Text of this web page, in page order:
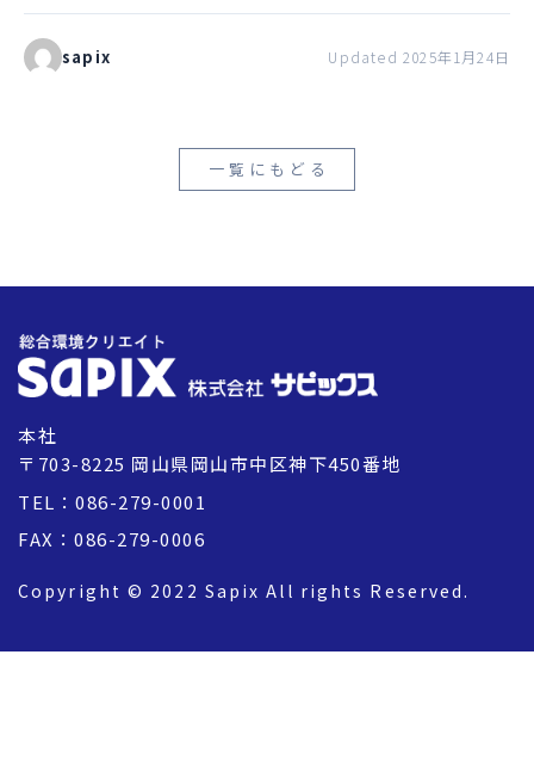
sapix Updated 2025年1月24日
一覧にもどる
本社
〒703-8225 岡山県岡山市中区神下450番地
TEL：086-279-0001
FAX：086-279-0006
Copyright © 2022 Sapix All rights Reserved.